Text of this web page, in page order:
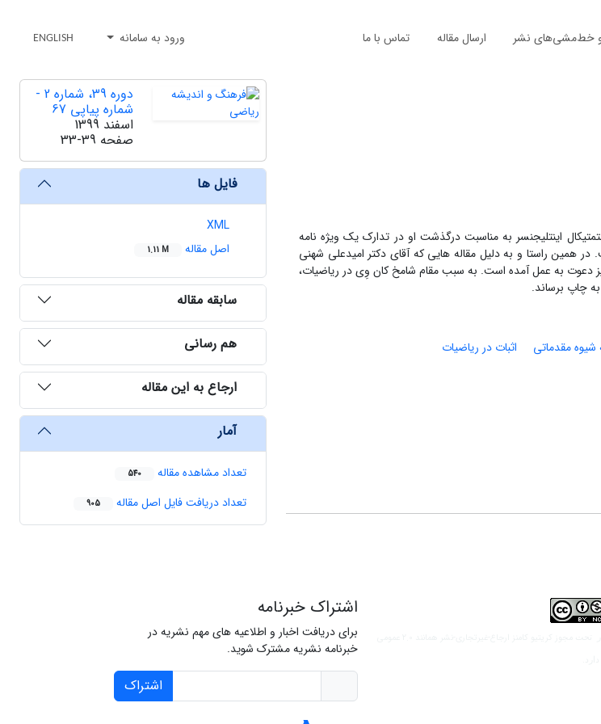
و خط‌مشی‌های نشر ارسال مقاله تماس با ما ورود به سامانه ENGLISH
انگلیسی به علت ابتلا به کرونا در سال 2020 درگذشت. مجله متمتیکال اینتلیجنسر به مناسبت درگذشت او در تدارک یک ویژه نامه
همین راستا و به دلیل مقاله هایی که آقای دکتر امیدعلی شهنی
نیز دعوت به عمل آمده است. به سبب مقام شامخ کان وِی در ریاضیات،
چاپ برساند.
شیوه مقدماتی
اثبات در ریاضیات
دوره 39، شماره 2 -
شماره پیاپی 67
اسفند 1399
صفحه 33-39
فایل ها
XML
اصل مقاله
1.11 M
سابقه مقاله
هم رسانی
ارجاع به این مقاله
آمار
تعداد مشاهده مقاله 540
تعداد دریافت فایل اصل مقاله 905
اشتراک خبرنامه
برای دریافت اخبار و اطلاعیه های مهم نشریه در
خبرنامه نشریه مشترک شوید.
اشتراک